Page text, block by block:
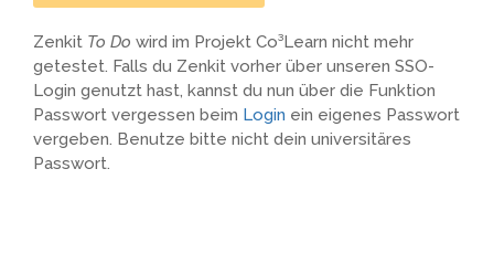
Zenkit To Do wird im Projekt Co³Learn nicht mehr
getestet. Falls du Zenkit vorher über unseren SSO-
Login genutzt hast, kannst du nun über die Funktion
Passwort vergessen beim Login ein eigenes Passwort
vergeben. Benutze bitte nicht dein universitäres
Passwort.